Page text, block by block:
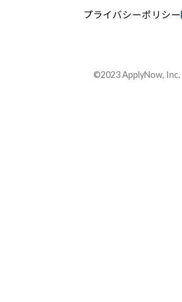
プライバシーポリシー
©2023 ApplyNow, Inc.